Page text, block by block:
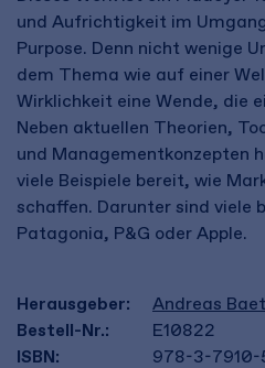
und Aufrichtigkeit im
Purpose. Denn nicht wenige
dem Thema wie auf einer
Wirklichkeit eine Wende, die
Neben aktuellen Theorien,
und Managementkonzepten
viele Beispiele bereit, wie
schaffen. Darunter sind viele
Patagonia, P&G oder Apple.
Herausgeber:
Andreas
Bestell-Nr.:
E10822
ISBN:
978-3-7910-